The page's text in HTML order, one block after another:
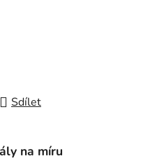
Sdílet
na míru